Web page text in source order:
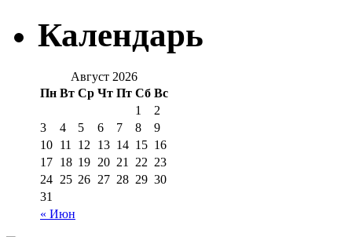
Календарь
Август 2026
Пн Вт Ср Чт Пт Сб Вс
« Июн
1
2
3
4 5 6 7 8
9
10 11 12 13 14 15 16
17 18 19 20 21 22 23
24 25 26 27 28 29 30
31